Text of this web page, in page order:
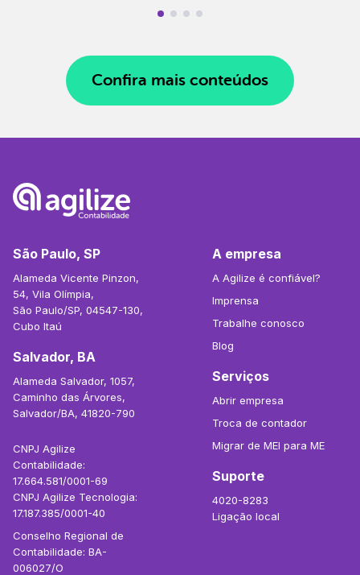
Confira mais conteúdos
São Paulo, SP
Alameda Vicente Pinzon,
54, Vila Olímpia,
São Paulo/SP, 04547-130,
Cubo Itaú
Salvador, BA
Alameda Salvador, 1057,
Caminho das Árvores,
Salvador/BA, 41820-790
CNPJ Agilize
Contabilidade:
17.664.581/0001-69
CNPJ Agilize Tecnologia:
17.187.385/0001-40
Conselho Regional de
Contabilidade: BA-
006027/O
A empresa
A Agilize é confiável?
Imprensa
Trabalhe conosco
Blog
Serviços
Abrir empresa
Troca de contador
Migrar de MEI para ME
Suporte
4020-8283
Ligação local